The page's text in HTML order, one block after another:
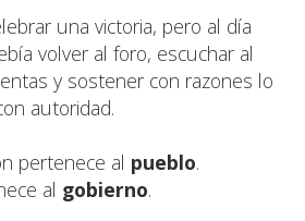
una victoria, pero al día
volver al foro, escuchar al
y sostener con razones lo
autoridad.
pertenece al pueblo.
al gobierno.